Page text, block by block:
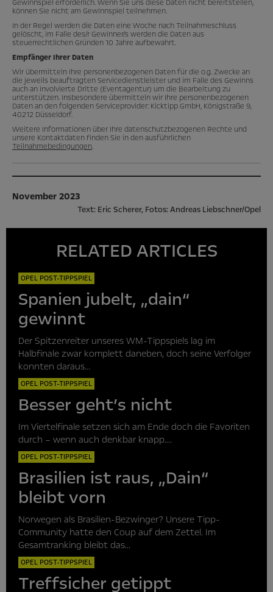
Gewinnspiel erforderlich. Wenn Sie uns diese Daten nicht bereitstellen,
können Sie nicht am Gewinnspiel teilnehmen.
In der Regel werden die Daten eine Woche nach Teilnahmeschluss
gelöscht, im Falle des/r Gewinner/s werden die Daten aus
steuerrechtlichen Gründen 10 Jahre aufbewahrt.
Empfänger Ihrer Daten
Wir übermitteln Ihre personenbezogenen Daten für die o.g. Zwecke an
die jeweils beauftragten Servicedienstleister und im Falle des Gewinns
auch an involvierte Dritte (Eventagentur) um die Bearbeitung zu
unterstützen. Insbesondere übermitteln wir Ihre personenbezogenen
Daten an den folgenden Serviceprovider: Kicktipp GmbH, Königstraße 9,
40212 Düsseldorf.
Weitere Informationen über Ihre datenschutzbezogenen Rechte und
unsere Kontaktdaten finden Sie in den ausführlichen
Teilnahmebedingungen.
November 2023
Text: Eric Scherer, Fotos: Andreas Liebschner/Opel
RELATED ARTICLES
OPEL POST-TIPPSPIEL
Spanien jubelt, „dain“
gewinnt
Der Spitzenreiter unseres WM-Tippspiels lag im
Halbfinale zwar komplett daneben, doch seine Verfolger
konnten daraus...
OPEL POST-TIPPSPIEL
Besser geht’s nicht
Im Viertelfinale setzen sich am Ende doch die Favoriten
durch – wenn auch denkbar knapp....
OPEL POST-TIPPSPIEL
Brasilien ist raus, „Dain“
bleibt vorn
Norwegen als Brasilien-Bezwinger? Unsere Tipp-
Community hatte den Coup auf dem Zettel. Im
Gesamtranking bleibt das...
OPEL POST-TIPPSPIEL
Treffsicher getippt